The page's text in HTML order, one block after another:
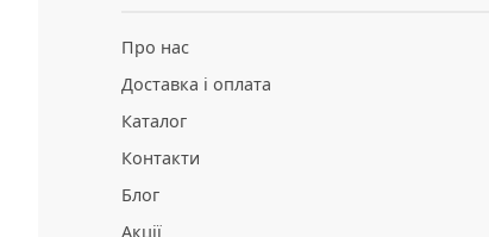
Про нас
Доставка і оплата
Каталог
Контакти
Блог
Акції